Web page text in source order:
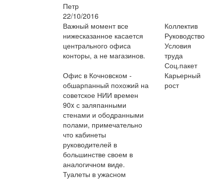
Петр
22/10/2016
Важный момент все
нижесказанное касается
центрального офиса
конторы, а не магазинов.
Офис в Кочновском -
обшарпанный похожий на
советское НИИ времен
90x с заляпанными
стенами и ободранными
полами, примечательно
что кабинеты
руководителей в
большинстве своем в
аналогичном виде.
Туалеты в ужасном
Коллектив
Руководство
Условия
труда
Соц.пакет
Карьерный
рост